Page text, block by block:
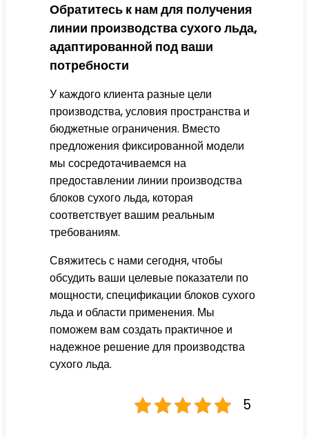
Обратитесь к нам для получения
линии производства сухого льда,
адаптированной под ваши
потребности
У каждого клиента разные цели
производства, условия пространства и
бюджетные ограничения. Вместо
предложения фиксированной модели
мы сосредотачиваемся на
предоставлении линии производства
блоков сухого льда, которая
соответствует вашим реальным
требованиям.
Свяжитесь с нами сегодня, чтобы
обсудить ваши целевые показатели по
мощности, спецификации блоков сухого
льда и области применения. Мы
поможем вам создать практичное и
надежное решение для производства
сухого льда.
5